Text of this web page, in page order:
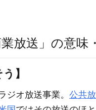
業放送」の意
】
ジオ放送事業。 公共